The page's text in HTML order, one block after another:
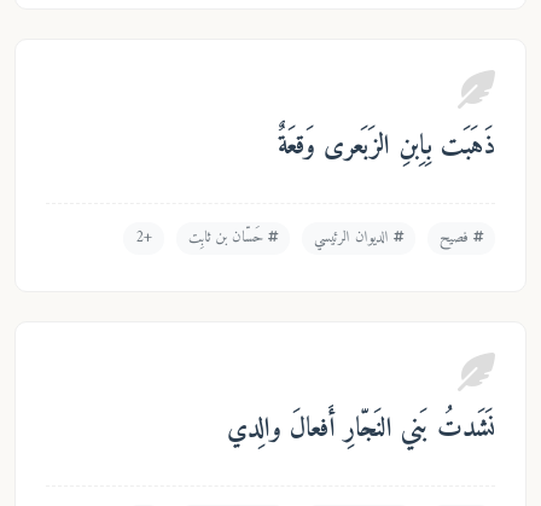
بِاِبنِ الزَبَعرى وَقعَةٌ
الديوان الرئيسي حَسّان بن ثابِت +2
بَني النَجّارِ أَفعالَ والِدي